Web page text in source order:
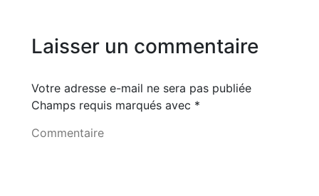
Laisser un commentaire
Votre adresse e-mail ne sera pas publiée
Champs requis marqués avec *
Commentaire